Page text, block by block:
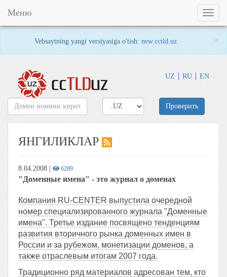
Vebsaytning yangi versiyasiga o'tish: new.cctld.uz ×
UZ RU EN
Toggle
Меню
Проверить
ЯНГИЛИКЛАР
8.04.2008 6289
"Доменные имена" - это журнал о доменах
Компания RU-CENTER выпустила очередной
номер специализированного журнала "Доменные
имена". Третье издание посвящено тенденциям
развития вторичного рынка доменных имен в
России и за рубежом, монетизации доменов, а
также отраслевым итогам 2007 года.
Традиционно ряд материалов адресован тем, кто